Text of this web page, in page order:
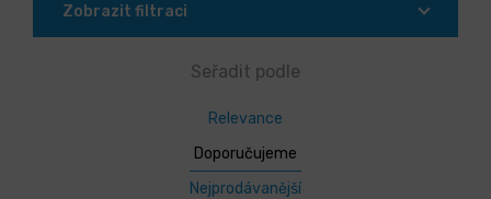
Zobrazit filtraci
Seřadit podle
Relevance
Doporučujeme
Nejprodávanější